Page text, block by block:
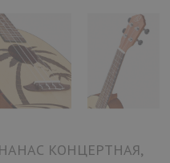
КОНЦЕРТНАЯ,